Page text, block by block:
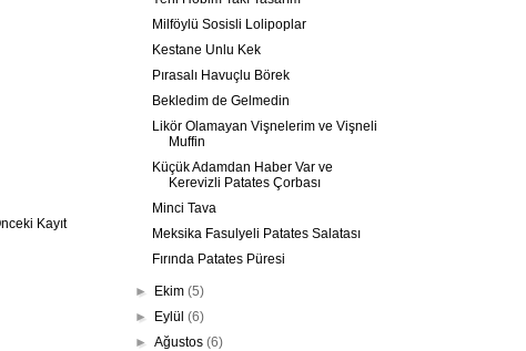
Kayıt
Milföylü Sosisli Lolipoplar
Kestane Unlu Kek
Pırasalı Havuçlu Börek
Bekledim de Gelmedin
Likör Olamayan Vişnelerim ve Vişneli
Muffin
Küçük Adamdan Haber Var ve
Kerevizli Patates Çorbası
Minci Tava
Meksika Fasulyeli Patates Salatası
Fırında Patates Püresi
► Ekim(5)
► Eylül(6)
►Ağustos(6)